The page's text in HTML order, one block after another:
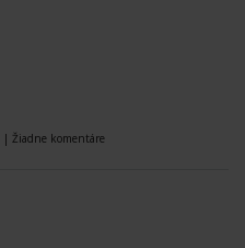
| Žiadne komentáre